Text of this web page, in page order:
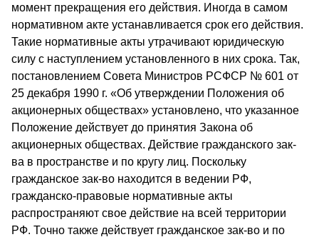
момент прекращения его действия. Иногда в самом
нормативном акте устанавливается срок его действия.
Такие нормативные акты утрачивают юридическую
силу с наступлением установленного в них срока. Так,
постановлением Со­вета Министров РСФСР № 601 от
25 декабря 1990 г. «Об утверждении Положения об
акционерных обществах» установлено, что указанное
Положение действует до принятия Закона об
акционерных обществах. Действие гражданского зак-
ва в пространстве и по кругу лиц. Поскольку
гражданское зак-во находится в ве­дении РФ,
гражданско-правовые нормативные ак­ты
распространяют свое действие на всей территории
РФ. Точно также действует гражданское зак-во и по